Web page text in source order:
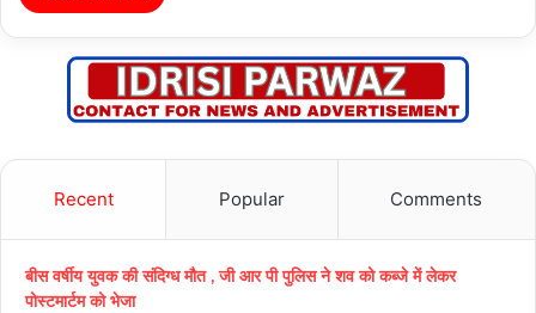
Recent Popular Comments
बीस वर्षीय युवक की संदिग्ध मौत , जी आर पी पुलिस ने शव को कब्जे में लेकर
पोस्टमार्टम को भेजा